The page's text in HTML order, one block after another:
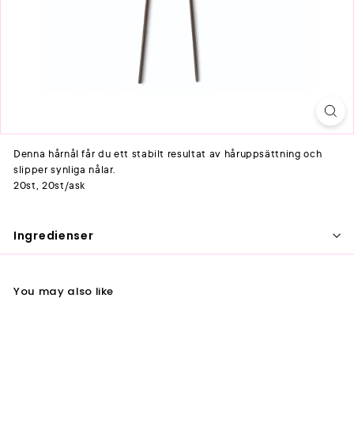
Denna hårnål får du ett stabilt resultat av håruppsättning och
slipper synliga nålar.
20st, 20st/ask
Ingredienser
You may also like